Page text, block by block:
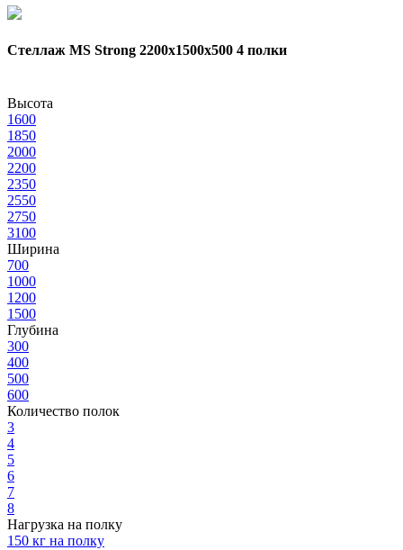
Стеллаж MS Strong 2200х1500x500 4 полки
Высота
1600
1850
2000
2200
2350
2550
2750
3100
Ширина
700
1000
1200
1500
Глубина
300
400
500
600
Количество полок
3
4
5
6
7
8
Нагрузка на полку
150 кг на полку